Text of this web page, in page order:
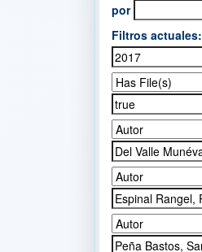
por
Filtros actuales: